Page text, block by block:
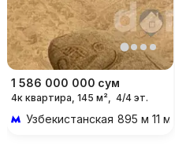
1 586 000 000 сум
4к квартира, 145 м², 4/4 эт.
Узбекистанская 895 м 11